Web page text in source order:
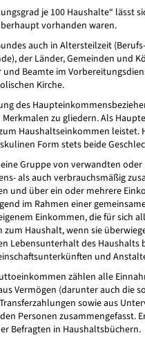
je 100 Haushalte“ lässt
vorhanden waren.
auch in Altersteilzeit
der Länder, Gemeinden und
Beamte im
Kirche.
des
zu gliedern. Als
Haushaltseinkommen
Form stets beide
Gruppe von verwandten
als auch verbrauchsmäßig
und über ein oder mehrere
im Rahmen einer
Einkommen, die für sich
zum Haushalt, wenn sie
Lebensunterhalt des
und
zählen alle
Vermögen (darunter auch die
sowie aus
Personen zusammengefasst.
Befragten in Haushaltsbüchern.